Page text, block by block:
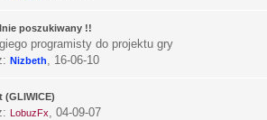
poszukiwany !!
programisty do projektu gry
Nizbeth, 16-06-10
(GLIWICE)
LobuzFx, 04-09-07